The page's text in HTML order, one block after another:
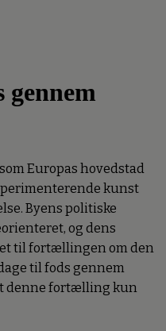
gennem
Europas hovedstad
kunst
Byens politiske
og dens
til fortællingen om den
til fods gennem
denne fortælling kun